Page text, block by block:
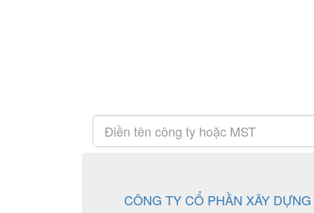
CÔNG TY CỔ PHẦN XÂY